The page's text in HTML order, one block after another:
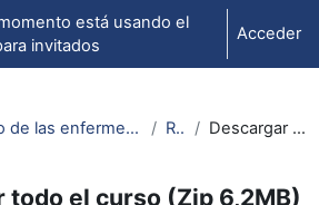
está usando el
invitados
Acceder
Diagnóstico serológico de las enfermedades infecciosas: curvas evolutivas de las pruebas serológicas Recursos Descargar todo el curso (Zip 6,2MB)
todo el curso (Zip 6,2MB)